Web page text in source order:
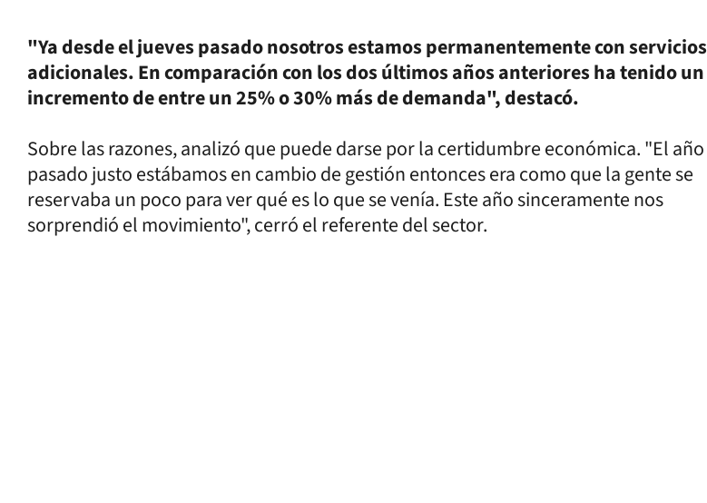
"Ya desde el jueves pasado nosotros estamos permanentemente con servicios
adicionales. En comparación con los dos últimos años anteriores ha tenido un
incremento de entre un 25% o 30% más de demanda", destacó.
Sobre las razones, analizó que puede darse por la certidumbre económica. "El año
pasado justo estábamos en cambio de gestión entonces era como que la gente se
reservaba un poco para ver qué es lo que se venía. Este año sinceramente nos
sorprendió el movimiento", cerró el referente del sector.